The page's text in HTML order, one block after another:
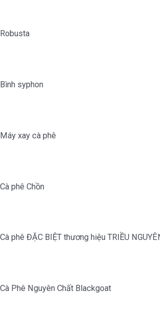
Robusta
Bình syphon
Máy xay cà phê
Cà phê Chồn
Cà phê ĐẶC BIỆT thương hiệu TRIỀU
Cà Phê Nguyên Chất Blackgoat